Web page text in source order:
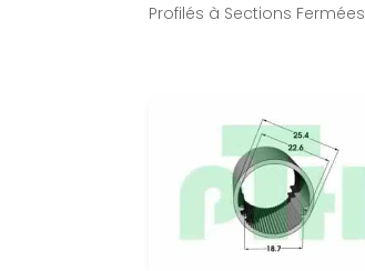
Profilés à Sections Fermées